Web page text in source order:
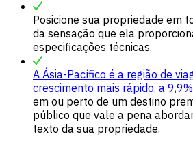
Posicione sua propriedade em
da sensação que ela
especificações técnicas.
A Ásia-Pacífico é a região de
crescimento mais rápido, a
em ou perto de um destino
público que vale a pena
texto da sua propriedade.